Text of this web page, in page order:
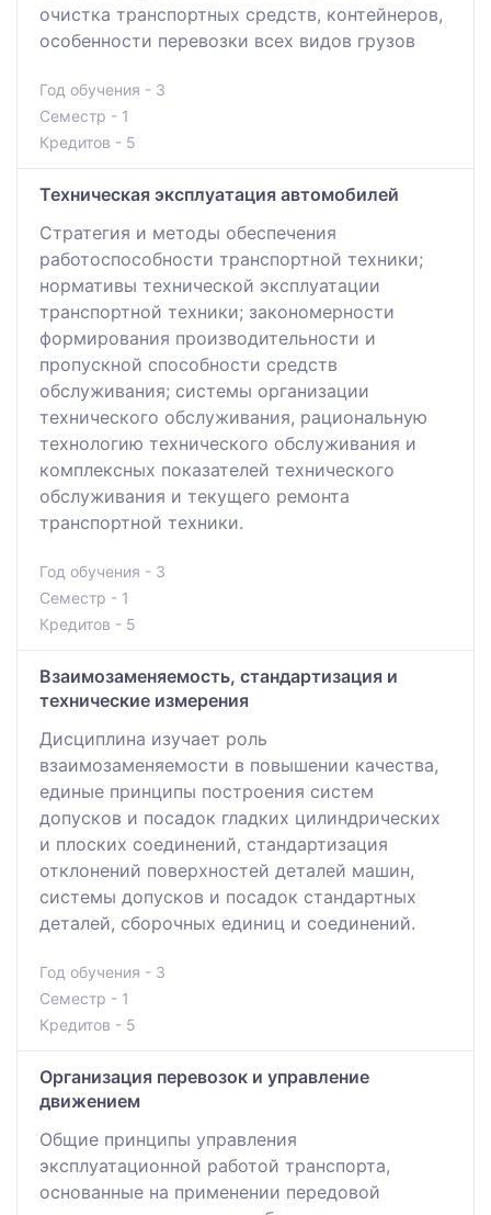
очистка транспортных средств, контейнеров,
особенности перевозки всех видов грузов
Год обучения - 3
Семестр - 1
Кредитов - 5
Техническая эксплуатация автомобилей
Стратегия и методы обеспечения
работоспособности транспортной техники;
нормативы технической эксплуатации
транспортной техники; закономерности
формирования производительности и
пропускной способности средств
обслуживания; системы организации
технического обслуживания, рациональную
технологию технического обслуживания и
комплексных показателей технического
обслуживания и текущего ремонта
транспортной техники.
Год обучения - 3
Семестр - 1
Кредитов - 5
Взаимозаменяемость, стандартизация и
технические измерения
Дисциплина изучает роль
взаимозаменяемости в повышении качества,
единые принципы построения систем
допусков и посадок гладких цилиндрических
и плоских соединений, стандартизация
отклонений поверхностей деталей машин,
системы допусков и посадок стандартных
деталей, сборочных единиц и соединений.
Год обучения - 3
Семестр - 1
Кредитов - 5
Организация перевозок и управление
движением
Общие принципы управления
эксплуатационной работой транспорта,
основанные на применении передовой